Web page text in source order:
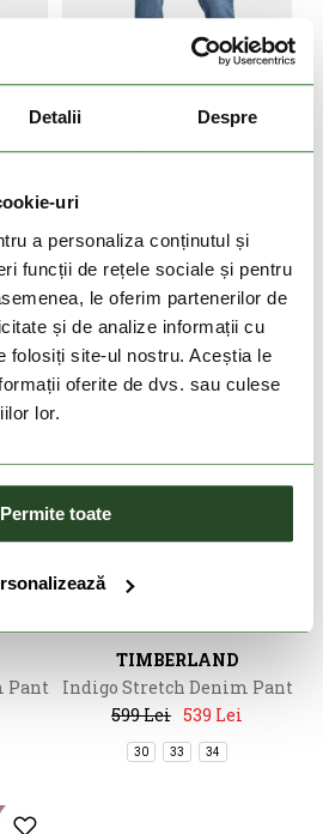
Detalii Despre
uri
a personaliza conținutul și
funcții de rețele sociale și pentru
le oferim partenerilor de
și de analize informații cu
folosiți site-ul nostru. Aceștia le
oferite de dvs. sau culese
lor.
Permite toate
38/34
DOAR ONLINE
-10%
Indigo Stretch Denim Pant
599 Lei
539 Lei
36/34 38/34
Pant
DOAR ONLINE
TIMBERLAND
Indigo Stretch Denim Pant
599 Lei 539 Lei
30 33 34